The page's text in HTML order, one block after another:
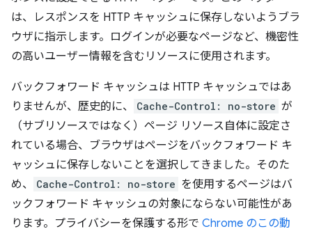
は、レスポンスを HTTP キャッシュに保存しないようブラ
ウザに指示します。ログインが必要なページなど、機密性
の高いユーザー情報を含むリソースに使用されます。
バックフォワード キャッシュは HTTP キャッシュではあ
りませんが、歴史的に、
Cache-Control: no-store が
（サブリソースではなく）ページ リソース自体に設定さ
れている場合、ブラウザはページをバックフォワード キ
ャッシュに保存しないことを選択してきました。そのた
め、
Cache-Control: no-store を使用するページはバ
ックフォワード キャッシュの対象にならない可能性があ
ります。プライバシーを保護する形で Chrome のこの動